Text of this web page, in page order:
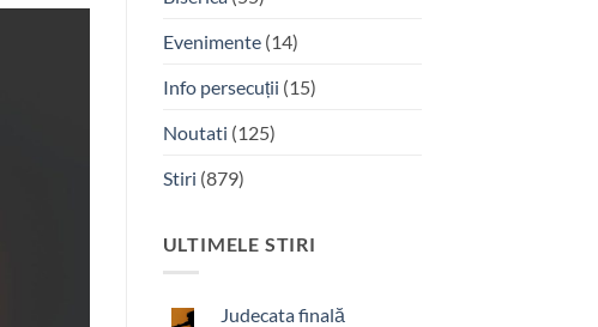
Evenimente(14)
Info persecuții (15)
Noutati (125)
Stiri (879)
ULTIMELE STIRI
Judecata finală